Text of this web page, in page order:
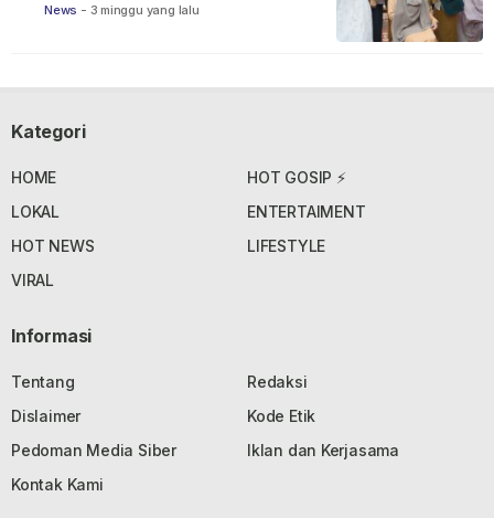
News - 3 minggu yang lalu
Kategori
HOME
HOT GOSIP ⚡
LOKAL
ENTERTAIMENT
HOT NEWS
LIFESTYLE
VIRAL
Informasi
Tentang
Redaksi
Dislaimer
Kode Etik
Pedoman Media Siber
Iklan dan Kerjasama
Kontak Kami